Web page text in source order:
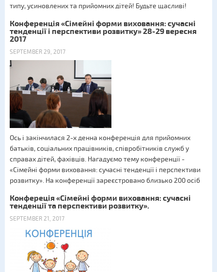
типу, усиновлених та прийомних дітей! Будьте щасливі!
Конференція «Сімейні форми виховання: сучасні
тенденції і перспективи розвитку» 28-29 вересня
2017
SEPTEMBER 29, 2017
Ось і закінчилася 2-х денна конференція для прийомних
батьків, соціальних працівників, співробітників служб у
справах дітей, фахівців. Нагадуємо тему конференції -
«Сімейні форми виховання: сучасні тенденції і перспективи
розвитку». На конференції зареєстровано близько 200 осіб
Конфереція «Сімейні форми виховання: сучасні
тенденції та перспективи розвитку».
SEPTEMBER 21, 2017